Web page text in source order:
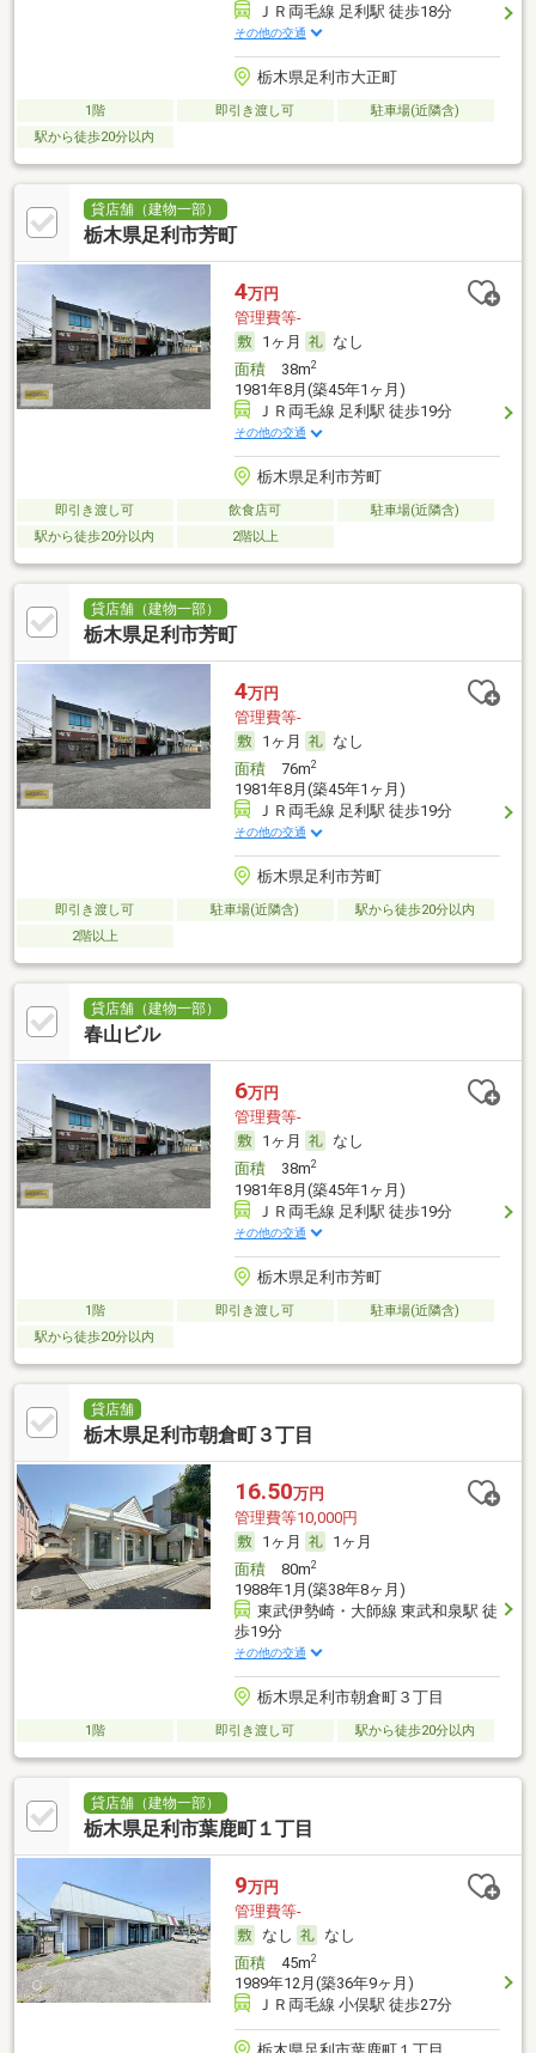
ＪＲ両毛線 足利駅 徒歩18分
その他の交通
栃木県足利市大正町
1階 即引き渡し可
駐車場(近隣含)
駅から徒歩20分以内
貸店舗（建物一部）
栃木県足利市芳町
4万円
管理費等-
1ヶ月
なし
面積38m2
1981年8月(築45年1ヶ月)
ＪＲ両毛線 足利駅 徒歩19分
その他の交通
栃木県足利市芳町
即引き渡し可 飲食店可
駐車場(近隣含)
駅から徒歩20分以内
2階以上
貸店舗（建物一部）
栃木県足利市芳町
4万円
管理費等-
1ヶ月
なし
面積76m2
1981年8月(築45年1ヶ月)
ＪＲ両毛線 足利駅 徒歩19分
その他の交通
栃木県足利市芳町
即引き渡し可 駐車場(近隣含)
駅から徒歩20分以内
2階以上
貸店舗（建物一部）
春山ビル
6万円
管理費等-
1ヶ月
なし
面積38m2
1981年8月(築45年1ヶ月)
ＪＲ両毛線 足利駅 徒歩19分
その他の交通
栃木県足利市芳町
1階 即引き渡し可
駐車場(近隣含)
駅から徒歩20分以内
貸店舗
栃木県足利市朝倉町３丁目
16.50万円
管理費等10,000円
1ヶ月
1ヶ月
面積80m2
1988年1月(築38年8ヶ月)
東武伊勢崎・大師線 東武和泉駅 徒
歩19分
その他の交通
栃木県足利市朝倉町３丁目
1階 即引き渡し可 駅から徒歩20分以内
貸店舗（建物一部）
栃木県足利市葉鹿町１丁目
9万円
管理費等-
なし
なし
面積45m2
1989年12月(築36年9ヶ月)
ＪＲ両毛線 小俣駅 徒歩27分